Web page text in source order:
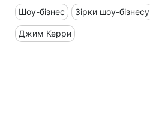
Шоу-бізнес Зірки шоу-бізнесу
Джим Керри